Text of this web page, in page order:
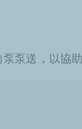
泵送，以協助